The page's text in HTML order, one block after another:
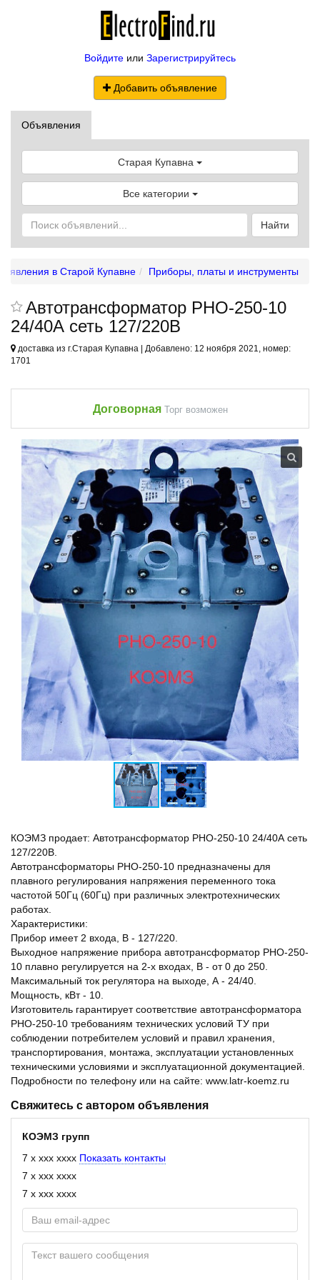
Войдите или Зарегистрируйтесь
Добавить объявление
Объявления
Старая Купавна
Все категории
Найти
в Старой Купавне Приборы, платы и инструменты
Автотрансформатор РНО-250-10
24/40А сеть 127/220В
доставка из г.Старая Купавна | Добавлено: 12 ноября 2021, номер:
1701
Договорная Торг возможен
КОЭМЗ продает: Автотрансформатор РНО-250-10 24/40А сеть
127/220В.
Автотрансформаторы РНО-250-10 предназначены для
плавного регулирования напряжения переменного тока
частотой 50Гц (60Гц) при различных электротехнических
работах.
Характеристики:
Прибор имеет 2 входа, В - 127/220.
Выходное напряжение прибора автотрансформатор РНО-250-
10 плавно регулируется на 2-х входах, В - от 0 до 250.
Максимальный ток регулятора на выходе, А - 24/40.
Мощность, кВт - 10.
Изготовитель гарантирует соответствие автотрансформатора
РНО-250-10 требованиям технических условий ТУ при
соблюдении потребителем условий и правил хранения,
транспортирования, монтажа, эксплуатации установленных
техническими условиями и эксплуатационной документацией.
Подробности по телефону или на сайте: www.latr-koemz.ru
Свяжитесь с автором объявления
КОЭМЗ групп
7 x xxx xxxx Показать контакты
7 x xxx xxxx
7 x xxx xxxx